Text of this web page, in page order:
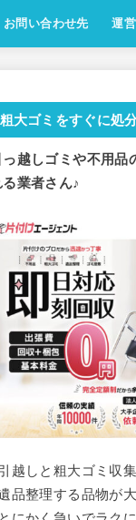
お問い合わせ先 運
粗大ゴミをすぐに処
っ越しゴミや不用品
る業者さん♪
越しと粗大ゴミ収
品整理する品物が